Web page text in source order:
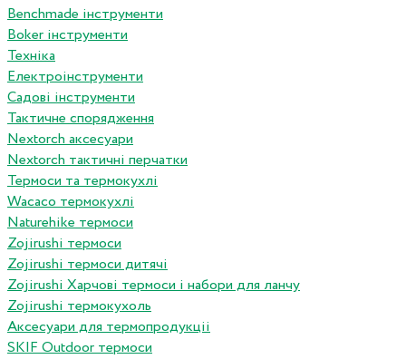
Benchmade інструменти
Boker інструменти
Техніка
Електроінструменти
Садові інструменти
Тактичне спорядження
Nextorch аксесуари
Nextorch тактичні перчатки
Термоси та термокухлі
Wacaco термокухлі
Naturehike термоси
Zojirushi термоси
Zojirushi термоси дитячі
Zojirushi Харчові термоси і набори для ланчу
Zojirushi термокухоль
Аксесуари для термопродукціі
SKIF Outdoor термоси